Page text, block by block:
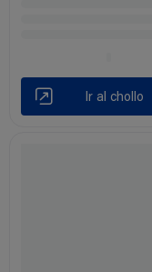
Ir al chollo